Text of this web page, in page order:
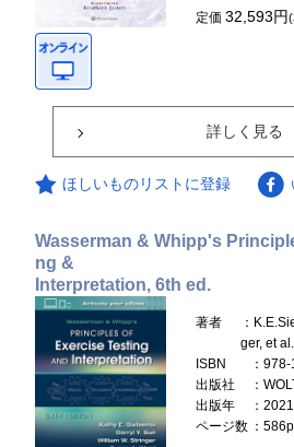
定価32,593円
詳しく見る
ほしいものリストに登録
Wasserman & Whipp's
ng &
Interpretation, 6th ed.
著者
：
ger, et al.
ISBN
：
出版社
：
出版年
：
ページ数 ：